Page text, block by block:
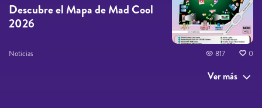
Descubre el Mapa de Mad Cool
2026
Noticias 817 0
Ver más